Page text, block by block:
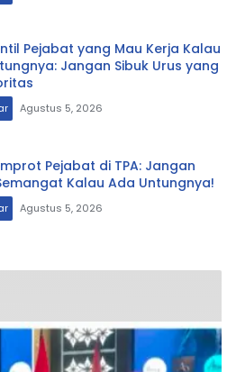
Pejabat yang Mau Kerja Kalau
Jangan Sibuk Urus yang
Agustus 5, 2026
Pejabat di TPA: Jangan
Kalau Ada Untungnya!
Agustus 5, 2026